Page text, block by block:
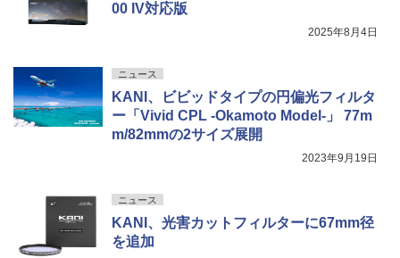
00 IV対応版
2025年8月4日
ニュース
KANI、ビビッドタイプの円偏光フィルタ
ー「Vivid CPL -Okamoto Model-」 77m
m/82mmの2サイズ展開
2023年9月19日
ニュース
KANI、光害カットフィルターに67mm径
を追加